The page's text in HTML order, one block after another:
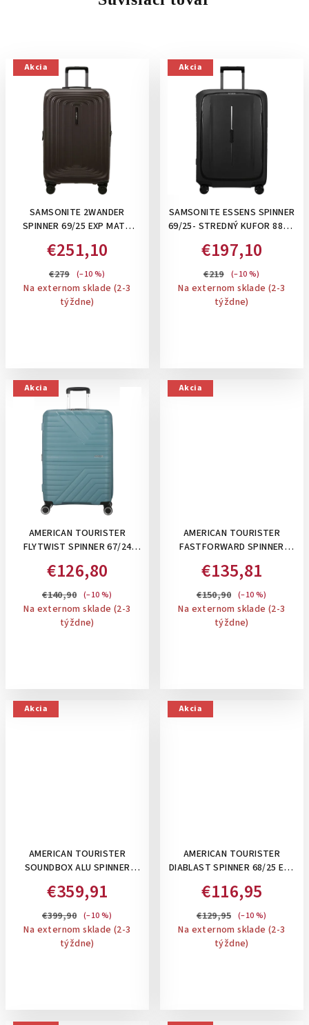
Akcia
SAMSONITE 2WANDER
SPINNER 69/25 EXP MATT
KUFOR, ROZŠÍRITEĽNÝ
€251,10
€279 (–10 %)
Na externom sklade (2-3
týždne)
Akcia
SAMSONITE ESSENS SPINNER
69/25- STREDNÝ KUFOR 88L S
GRAPHITE
€197,10
€219 (–10 %)
Na externom sklade (2-3
týždne)
Akcia
AMERICAN TOURISTER
FLYTWIST SPINNER 67/24
STREDNÝ KUFOR 63-73 L:
STORM BLUE
€126,80
€140,90 (–10 %)
Na externom sklade (2-3
týždne)
Akcia
AMERICAN TOURISTER
FASTFORWARD SPINNER
STREDNÝ KUFOR,
ROZŠÍRITEĽNÝ NA 77 L:
RADIANT ORANGE
€135,81
€150,90 (–10 %)
Na externom sklade (2-3
týždne)
Akcia
AMERICAN TOURISTER
SOUNDBOX ALU SPINNER
ALUMÍNIOVÝ KUFOR SO
ZAPÍNANÍM NA KLIPSY:
BRONZE
€359,91
€399,90 (–10 %)
Na externom sklade (2-3
týždne)
Akcia
AMERICAN TOURISTER
DIABLAST SPINNER 68/25 EXP
NA 4 KOLIESKACH,
ROZŠÍRITEĽNÝ NA 91 L:
DIGITAL YELLOW
€116,95
€129,95 (–10 %)
Na externom sklade (2-3
týždne)